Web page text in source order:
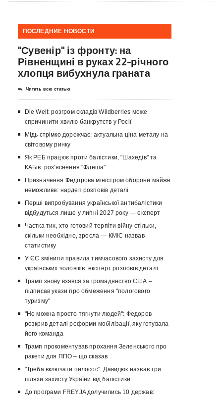
ПОСЛЕДНИЕ НОВОСТИ
"Сувенір" із фронту: на
Рівненщині в руках 22-річного
хлопця вибухнула граната
Читать всю статью
Die Welt: розгром складів Wildberries може
спричинити хвилю банкрутств у Росії
Мідь стрімко дорожчає: актуальна ціна металу на
світовому ринку
Як РЕБ працює проти балістики, "Шахедів" та
КАБів: роз'яснення "Флеша"
Призначення Федорова міністром оборони майже
неможливе: нардеп розповів деталі
Перші випробування української антибалістики
відбудуться лише у липні 2027 року — експерт
Частка тих, хто готовий терпіти війну стільки,
скільки необхідно, зросла — КМІС назвав
статистику
У ЄС змінили правила тимчасового захисту для
українських чоловіків: експерт розповів деталі
Трамп знову взявся за громадянство США –
підписав укази про обмеження "пологового
туризму"
"Не можна просто тягнути людей": Федоров
розкрив деталі реформи мобілізації, яку готувала
його команда
Трамп прокоментував прохання Зеленського про
ракети для ППО – що сказав
"Треба включати пилосос": Давидюк назвав три
шляхи захисту України від балістики
До програми FREYJA долучились 10 держав: